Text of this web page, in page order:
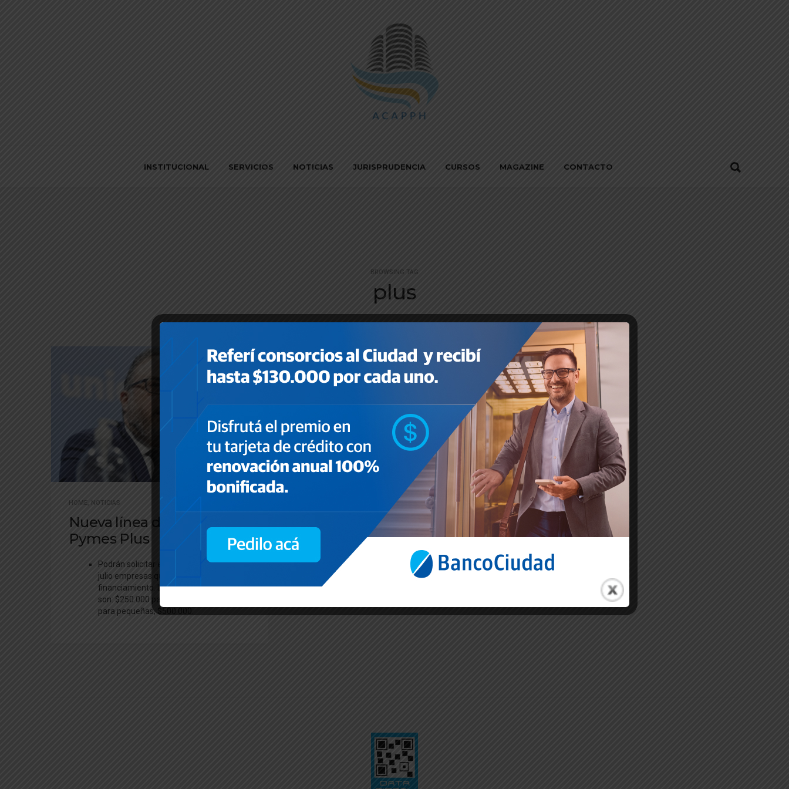
INSTITUCIONAL SERVICIOS NOTICIAS JURISPRUDENCIA CURSOS MAGAZINE CONTACTO
BROWSING TAG
plus
HOME NOTICIAS
Nueva línea de créditos
Pymes Plus
Podrán solicitar el crédito hasta el 31 de
julio empresas que no tuvieron acceso a
financiamiento. Los montos máximos
son: $250.000 para microempresas y
para pequeñas, $500.000.